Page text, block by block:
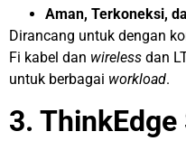
Aman, Terkoneksi,
Dirancang untuk dengan
Fi kabel dan wireless dan
untuk berbagai workload.
3. ThinkEdge